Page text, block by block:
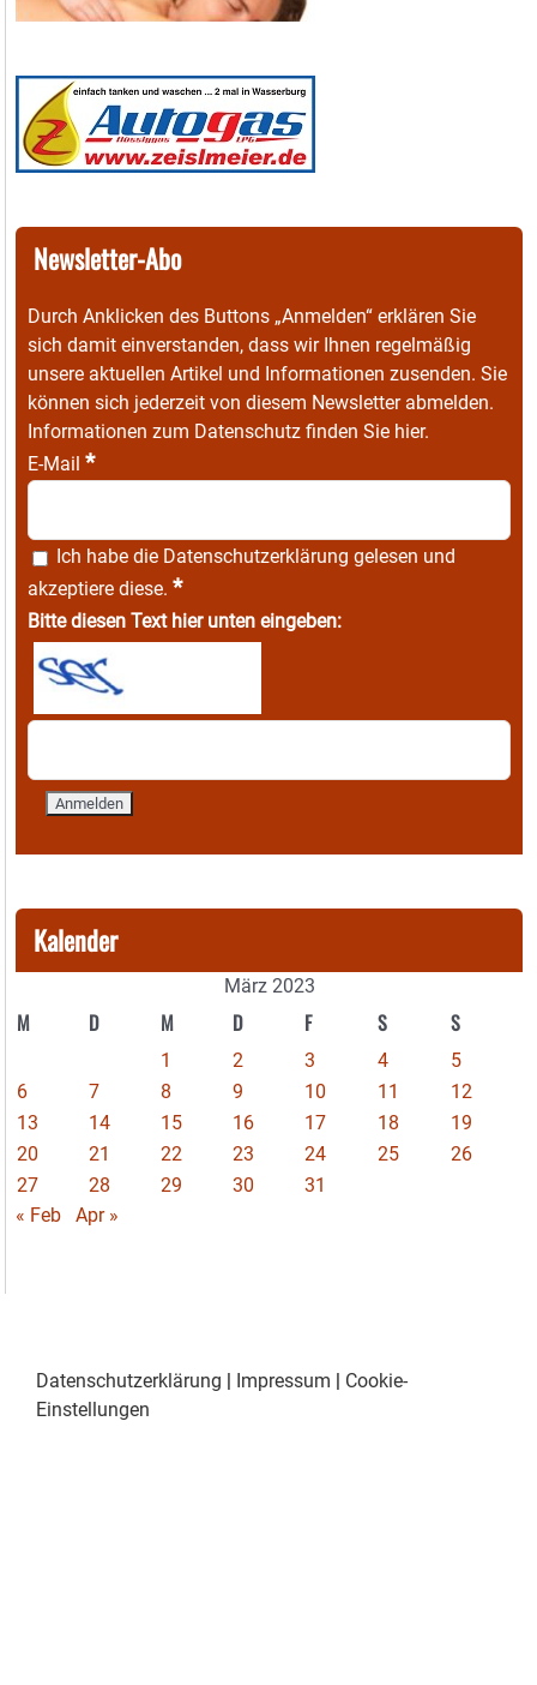
Newsletter-Abo
Durch Anklicken des Buttons „Anmelden“ erklären Sie
sich damit einverstanden, dass wir Ihnen regelmäßig
unsere aktuellen Artikel und Informationen zusenden. Sie
können sich jederzeit von diesem Newsletter abmelden.
Informationen zum Datenschutz finden Sie hier.
E-Mail *
Ich habe die Datenschutzerklärung gelesen und
akzeptiere diese. *
Bitte diesen Text hier unten eingeben:
Kalender
März 2023
M D M D F S S
1 2 3 4
5
6
7 8 9 10 11
12
13
14 15 16 17 18
19
20
21 22 23 24 25
26
27
28 29 30
31
« Feb
Apr »
Datenschutzerklärung Impressum
Cookie-
Einstellungen